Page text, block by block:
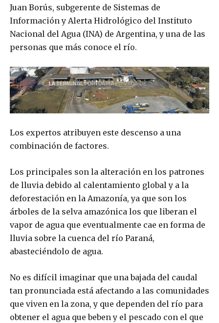
Juan Borús, subgerente de Sistemas de
Información y Alerta Hidrológico del Instituto
Nacional del Agua (INA) de Argentina, y una de las
personas que más conoce el río.
Los expertos atribuyen este descenso a una
combinación de factores.
Los principales son la alteración en los patrones
de lluvia debido al calentamiento global y a la
deforestación en la Amazonía, ya que son los
árboles de la selva amazónica los que liberan el
vapor de agua que eventualmente cae en forma de
lluvia sobre la cuenca del río Paraná,
abasteciéndolo de agua.
No es difícil imaginar que una bajada del caudal
tan pronunciada está afectando a las comunidades
que viven en la zona, y que dependen del río para
obtener el agua que beben y el pescado con el que